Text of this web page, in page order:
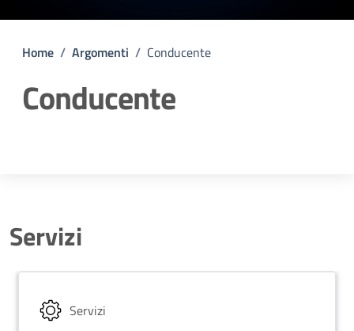
Home / Argomenti / Conducente
Conducente
Servizi
Servizi